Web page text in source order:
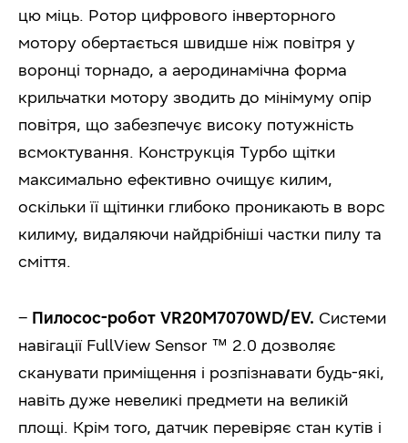
цю міць. Ротор цифрового інверторного
мотору обертається швидше ніж повітря у
воронці торнадо, а аеродинамічна форма
крильчатки мотору зводить до мінімуму опір
повітря, що забезпечує високу потужність
всмоктування. Конструкція Турбо щітки
максимально ефективно очищує килим,
оскільки її щітинки глибоко проникають в ворс
килиму, видаляючи найдрібніші частки пилу та
сміття.
– Пилосос-робот VR20M7070WD/EV. Системи
навігації FullView Sensor ™ 2.0 дозволяє
сканувати приміщення і розпізнавати будь-які,
навіть дуже невеликі предмети на великій
площі. Крім того, датчик перевіряє стан кутів і